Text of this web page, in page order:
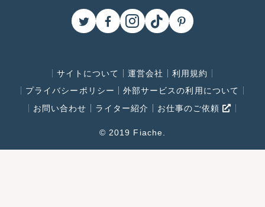
サイトについて 運営会社
利用規約
プライバシーポリシー
外部サービスの利用について
お問い合わせ
ライター紹介 お仕事のご依頼
© 2019 Fiache.